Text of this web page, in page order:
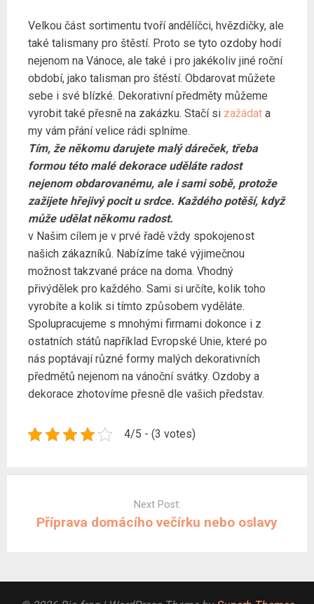
Velkou část sortimentu tvoří andělíčci, hvězdičky, ale
také talismany pro štěstí. Proto se tyto ozdoby hodí
nejenom na Vánoce, ale také i pro jakékoliv jiné roční
období, jako talisman pro štěstí. Obdarovat můžete
sebe i své blízké. Dekorativní předměty můžeme
vyrobit také přesně na zakázku. Stačí si zažádat a
my vám přání velice rádi splníme.
Tím, že někomu darujete malý dáreček, třeba
formou této malé dekorace uděláte radost
nejenom obdarovanému, ale i sami sobě, protože
zažijete hřejivý pocit u srdce. Každého potěší, když
může udělat někomu radost.
v Našim cílem je v prvé řadě vždy spokojenost
našich zákazníků. Nabízíme také výjimečnou
možnost takzvané práce na doma. Vhodný
přivýdělek pro každého. Sami si určíte, kolik toho
vyrobíte a kolik si tímto způsobem vyděláte.
Spolupracujeme s mnohými firmami dokonce i z
ostatních států například Evropské Unie, které po
nás poptávají různé formy malých dekorativních
předmětů nejenom na vánoční svátky. Ozdoby a
dekorace zhotovíme přesně dle vašich představ.
4/5 - (3 votes)
Next Post:
Příprava domácího večírku nebo oslavy